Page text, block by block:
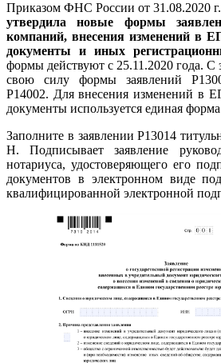
Приказом ФНС России от 31.08.2020
утвердила новые формы
компаний, внесения изменений в
документы и иных
формы действуют с 25.11.2020 года. С
свою силу формы заявлений
Р14002. Для внесения изменений в
документы используется единая
Заполните в заявлении Р13014
Н. Подписывает заявление
нотариуса, удостоверяющего его
документов в электронном виде
квалифицированной электронной